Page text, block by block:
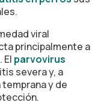
viral
principalmente a
El parvovirus
severa y, a
y de